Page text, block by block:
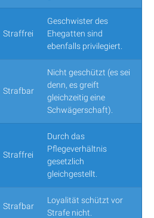
Straffrei
Geschwister des
Ehegatten sind
ebenfalls privilegiert.
Strafbar
Nicht geschützt (es sei
denn, es greift
gleichzeitig eine
Schwägerschaft).
Straffrei
Durch das
Pflegeverhältnis
gesetzlich
gleichgestellt.
Strafbar
Loyalität schützt vor
Strafe nicht.